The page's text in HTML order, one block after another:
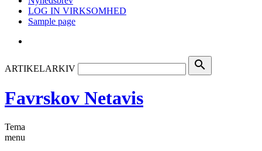
LOG IN VIRKSOMHED
Sample page
ARTIKELARKIV search
Favrskov Netavis
Tema
menu